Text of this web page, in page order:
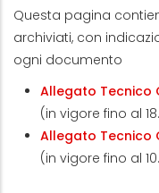
Questa pagina
archiviati, con
ogni documento
Allegato Tecnico
(in vigore fino al
Allegato Tecnico
(in vigore fino al